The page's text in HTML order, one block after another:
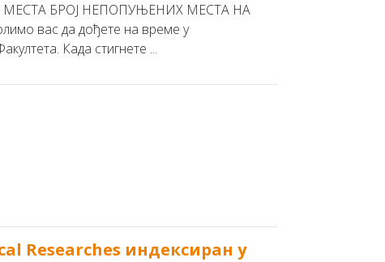
МЕСТА БРОЈ НЕПОПУЊЕНИХ МЕСТА НА
вас да дођете на време у
Када стигнете ...
Researches индeксирaн у